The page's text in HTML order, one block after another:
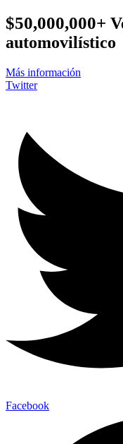
$50,000,000+
automovilístico
Más información
Twitter
Facebook